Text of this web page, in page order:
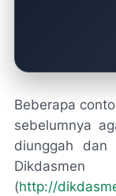
Beberapa
sebelumnya
diunggah
Dikdasmen
(http://